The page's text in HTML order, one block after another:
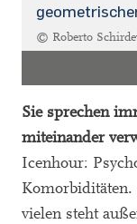
© Roberto
Sie sprechen
miteinander
Icenhour:
Komorbiditäten.
vielen steht